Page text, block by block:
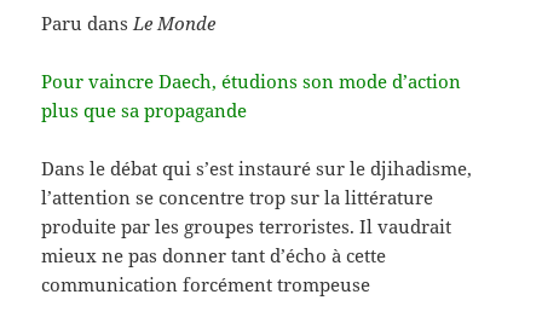
Paru dansLe Monde
Pour vaincre Daech, étudions son mode d’action
plus que sa propagande
Dans le débat qui s’est instauré sur le djihadisme,
l’attention se concentre trop sur la littérature
produite par les groupes terroristes. Il vaudrait
mieux ne pas donner tant d’écho à cette
communication forcément trompeuse